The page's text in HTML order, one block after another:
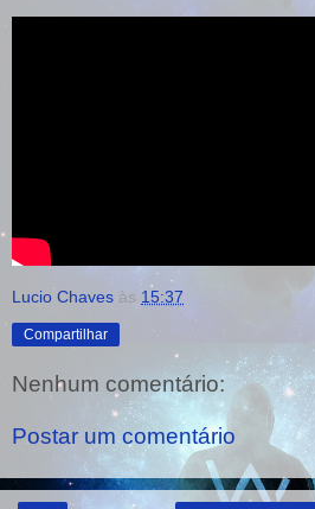
Lucio Chaves às 15:37
Compartilhar
Nenhum comentário:
Postar um comentário